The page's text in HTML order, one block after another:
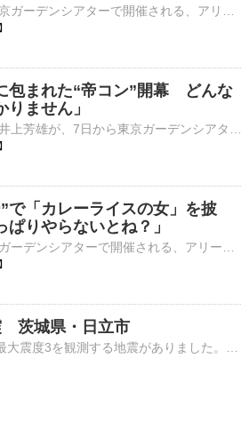
包まれた“帝コン”開幕 どんな
ません」
で「カレーライスの女」を披
りやらないとね？」
茨城県・日立市